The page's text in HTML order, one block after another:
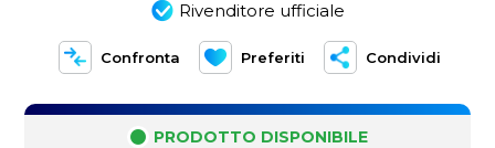
Rivenditore ufficiale
Confronta Preferiti Condividi
PRODOTTO DISPONIBILE